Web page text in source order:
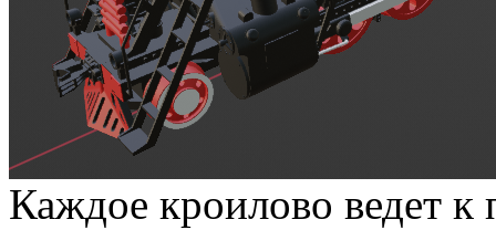
Каждое кроилово ведет к